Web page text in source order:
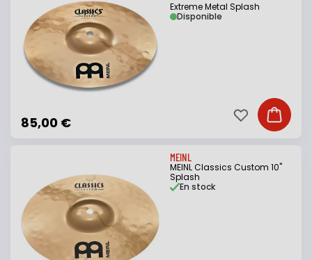
Extreme Metal Splash
85,00 €
Disponible
Ajouter
Ajouter à ma
MEINL
MEINL Classics Custom 10"
Splash
En stock